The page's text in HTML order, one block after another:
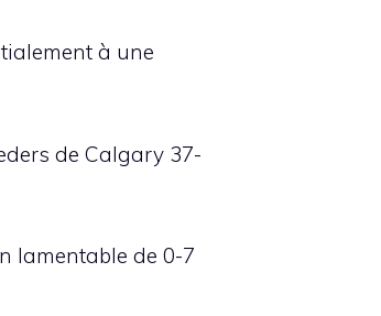
à une
de Calgary 37-
lamentable de 0-7